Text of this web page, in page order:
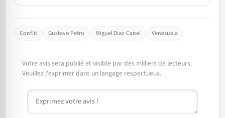
Conflit Gustavo Petro Miguel Diaz-Canel Venezuela
Votre avis sera publié et visible par des milliers de lecteurs.
Veuillez l'exprimer dans un langage respectueux.
Commentaire